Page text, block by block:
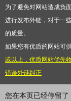
为了避免对网站造成负
进行发布外链，对于一
的质量。
如果您有优质的网站可
或以上，优质网站优先收
错误外链纠正
您在本页已经停留了